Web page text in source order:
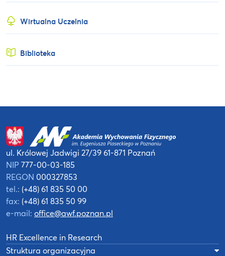
Wirtualna Uczelnia
Biblioteka
ul. Królowej Jadwigi 27/3961-871 Poznań
NIP 777-00-03-185
REGON 000327853
tel.: (+48) 61 835 50 00
fax: (+48) 61 835 50 99
e-mail: office@awf.poznan.pl
HR Excellence in Research
Struktura organizacyjna